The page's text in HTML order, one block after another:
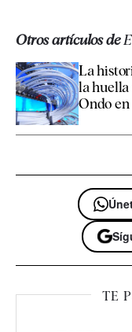
Otros artículos de
La
la huella
Ondo en
TE